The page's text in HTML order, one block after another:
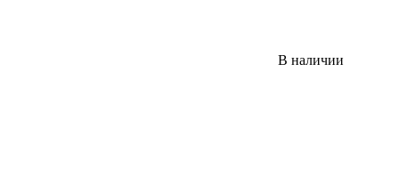
В наличии